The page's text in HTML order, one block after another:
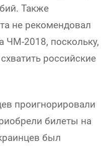
Также
не рекомендовал
ЧМ-2018, поскольку,
российские
проигнорировали
билеты на
был